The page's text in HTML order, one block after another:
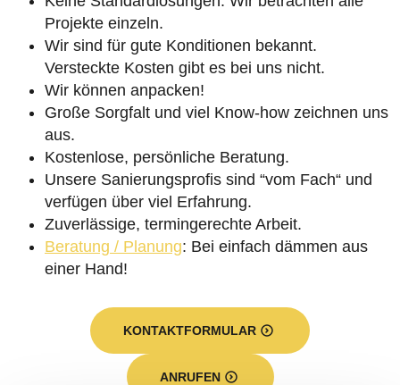
Projekte einzeln.
Wir sind für gute Konditionen bekannt.
Versteckte Kosten gibt es bei uns nicht.
Wir können anpacken!
Große Sorgfalt und viel Know-how zeichnen uns
aus.
Kostenlose, persönliche Beratung.
Unsere Sanierungsprofis sind “vom Fach“ und
verfügen über viel Erfahrung.
Zuverlässige, termingerechte Arbeit.
Beratung / Planung: Bei einfach dämmen aus
einer Hand!
KONTAKTFORMULAR
ANRUFEN